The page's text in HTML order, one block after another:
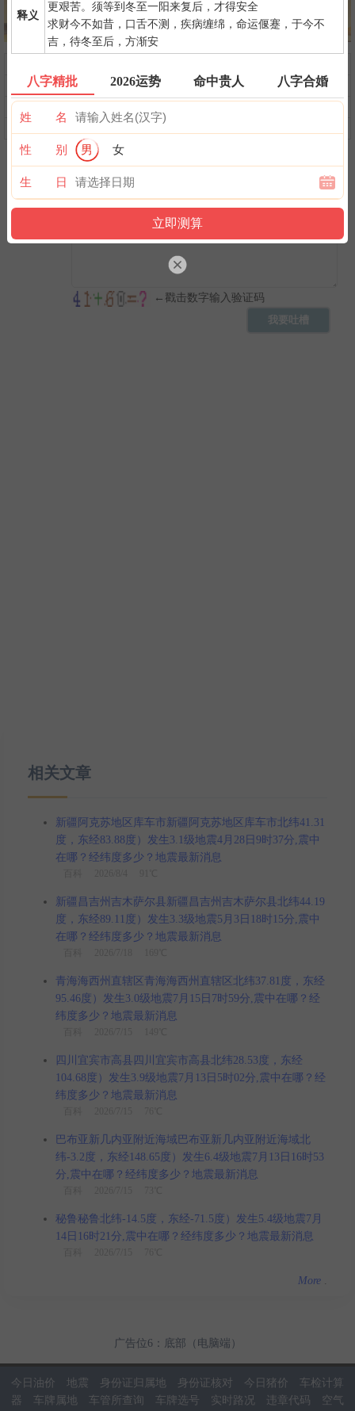
释义
更艰苦。须等到冬至一阳来复后，才得安全
求财今不如昔，口舌不测，疾病缠绵，命运偃蹇，于今不
吉，待冬至后，方渐安
八字精批 2026运势 命中贵人 八字合婚
姓 名
性 别 男 女
生 日
命中小人
命中劫财
命中债主
相关文章
新疆阿克苏地区库车市新疆阿克苏地区库车市北纬41.31
度，东经83.88度）发生3.1级地震4月28日9时37分,震中
在哪？经纬度多少？地震最新消息
新疆昌吉州吉木萨尔县新疆昌吉州吉木萨尔县北纬44.19
度，东经89.11度）发生3.3级地震5月3日18时15分,震中
在哪？经纬度多少？地震最新消息
青海海西州直辖区青海海西州直辖区北纬37.81度，东经
95.46度）发生3.0级地震7月15日7时59分,震中在哪？经
纬度多少？地震最新消息
四川宜宾市高县四川宜宾市高县北纬28.53度，东经
104.68度）发生3.9级地震7月13日5时02分,震中在哪？经
纬度多少？地震最新消息
巴布亚新几内亚附近海域巴布亚新几内亚附近海域北
纬-3.2度，东经148.65度）发生6.4级地震7月13日16时53
分,震中在哪？经纬度多少？地震最新消息
秘鲁秘鲁北纬-14.5度，东经-71.5度）发生5.4级地震7月
14日16时21分,震中在哪？经纬度多少？地震最新消息
More
广告位6：底部（电脑端）
今日油价 地震 身份证归属地 身份证核对 今日猪价
车检计算
器
车牌属地 车管所查询 车牌选号 实时路况 违章代码 空气